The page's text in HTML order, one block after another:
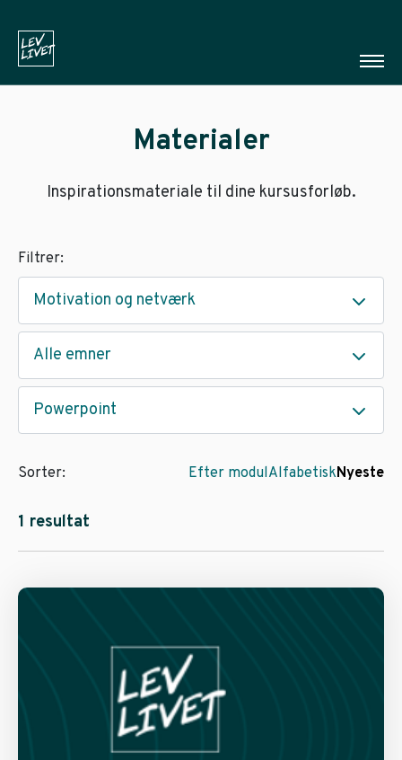
Materialer
Inspirationsmateriale til dine kursusforløb.
Filtrer:
Motivation og netværk
Alle emner
Powerpoint
1 resultat
Sorter: Efter modulAlfabetiskNyeste